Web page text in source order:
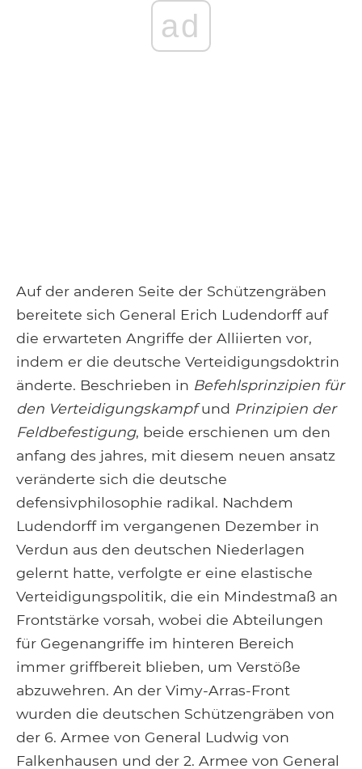
ad
Auf der anderen Seite der Schützengräben
bereitete sich General Erich Ludendorff auf
die erwarteten Angriffe der Alliierten vor,
indem er die deutsche Verteidigungsdoktrin
änderte. Beschrieben in Befehlsprinzipien für
den Verteidigungskampfund Prinzipien der
Feldbefestigung, beide erschienen um den
anfang des jahres, mit diesem neuen ansatz
veränderte sich die deutsche
defensivphilosophie radikal. Nachdem
Ludendorff im vergangenen Dezember in
Verdun aus den deutschen Niederlagen
gelernt hatte, verfolgte er eine elastische
Verteidigungspolitik, die ein Mindestmaß an
Frontstärke vorsah, wobei die Abteilungen
für Gegenangriffe im hinteren Bereich
immer griffbereit blieben, um Verstöße
abzuwehren. An der Vimy-Arras-Front
wurden die deutschen Schützengräben von
der 6. Armee von General Ludwig von
Falkenhausen und der 2. Armee von General